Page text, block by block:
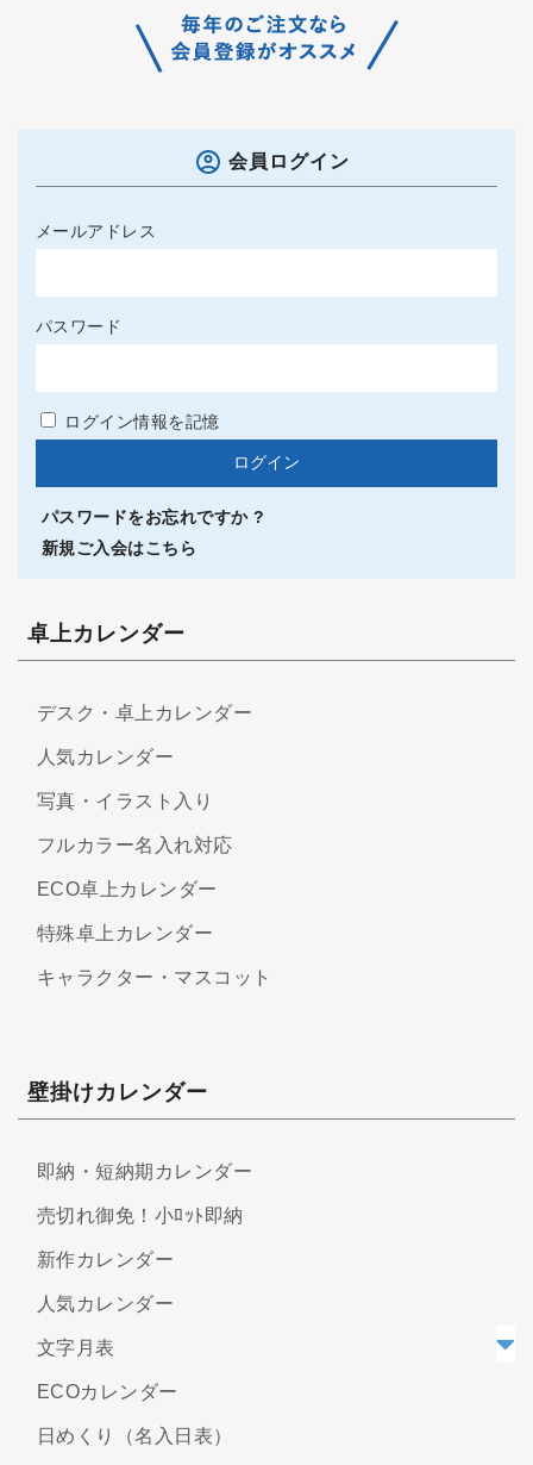
会員ログイン
メールアドレス
パスワード
ログイン情報を記憶
パスワードをお忘れですか ?
新規ご入会はこちら
卓上カレンダー
デスク・卓上カレンダー
人気カレンダー
写真・イラスト入り
フルカラー名入れ対応
ECO卓上カレンダー
特殊卓上カレンダー
キャラクター・マスコット
壁掛けカレンダー
即納・短納期カレンダー
売切れ御免！小ﾛｯﾄ即納
新作カレンダー
人気カレンダー
文字月表
ECOカレンダー
日めくり（名入日表）